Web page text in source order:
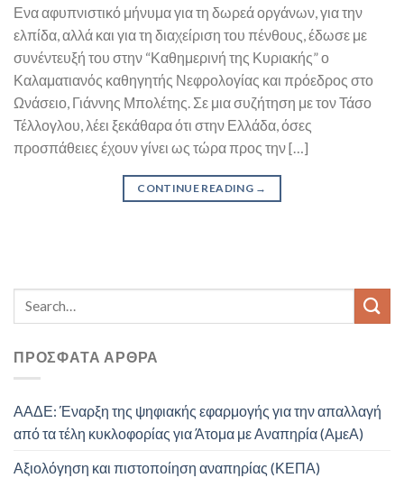
Ενα αφυπνιστικό μήνυμα για τη δωρεά οργάνων, για την
ελπίδα, αλλά και για τη διαχείριση του πένθους, έδωσε με
συνέντευξή του στην “Καθημερινή της Κυριακής” ο
Καλαματιανός καθηγητής Νεφρολογίας και πρόεδρος στο
Ωνάσειο, Γιάννης Μπολέτης. Σε μια συζήτηση με τον Τάσο
Τέλλογλου, λέει ξεκάθαρα ότι στην Ελλάδα, όσες
προσπάθειες έχουν γίνει ως τώρα προς την […]
CONTINUE READING →
ΠΡΌΣΦΑΤΑ ΆΡΘΡΑ
ΑΑΔΕ: Έναρξη της ψηφιακής εφαρμογής για την απαλλαγή
από τα τέλη κυκλοφορίας για Άτομα με Αναπηρία (ΑμεΑ)
Αξιολόγηση και πιστοποίηση αναπηρίας (ΚΕΠΑ)